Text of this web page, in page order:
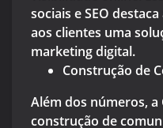
sociais e SEO
aos clientes uma
marketing digital.
Construção de
Além dos números, a
construção de